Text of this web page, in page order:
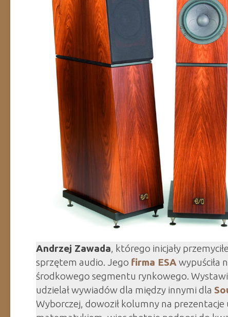
Andrzej Zawada, którego inicjały
sprzętem audio. Jego firma ESA wypuściła
środkowego segmentu rynkowego.
udzielał wywiadów dla między innymi dla
Wyborczej, dowoził kolumny na